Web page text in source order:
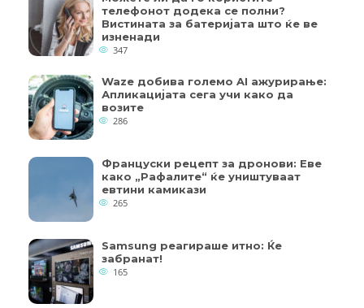
телефонот додека се полни?
Вистината за батеријата што ќе ве
изненади
347
Waze добива големо AI ажурирање:
Апликацијата сега учи како да
возите
286
Француски рецепт за дронови: Еве
како „Рафалите“ ќе уништуваат
евтини камикази
265
Samsung реагираше итно: Ќе
забранат!
165